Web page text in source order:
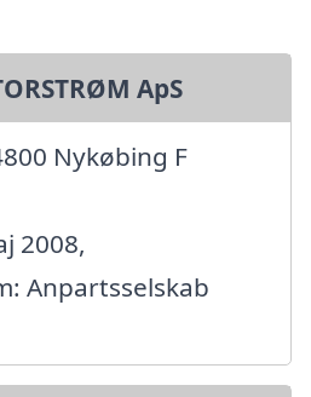
ApS
Nykøbing F
2008,
Anpartsselskab